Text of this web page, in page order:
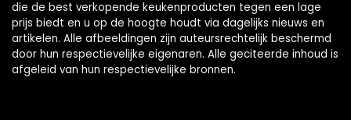
die de best verkopende keukenproducten tegen een lage
prijs biedt en u op de hoogte houdt via dagelijks nieuws en
artikelen. Alle afbeeldingen zijn auteursrechtelijk beschermd
door hun respectievelijke eigenaren. Alle geciteerde inhoud is
afgeleid van hun respectievelijke bronnen.